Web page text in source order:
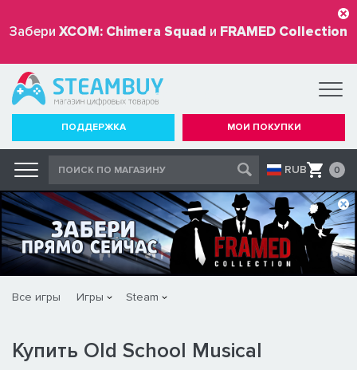
Забери XCOM: Chimera Squad и FRAMED Collection
бесплатно
ПОДДЕРЖКА МОИ ПОКУПКИ
RUB 0
Все игры Игры Steam
Купить Old School Musical